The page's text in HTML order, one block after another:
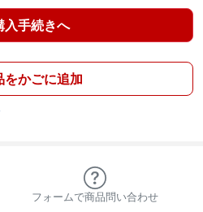
入手続きへ
をかごに追加
フォームで商品問い合わせ